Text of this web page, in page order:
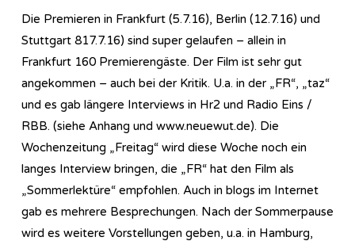
Die Premieren in Frankfurt (5.7.16), Berlin (12.7.16) und
Stuttgart 817.7.16) sind super gelaufen – allein in
Frankfurt 160 Premierengäste. Der Film ist sehr gut
angekommen – auch bei der Kritik. U.a. in der „FR“, „taz“
und es gab längere Interviews in Hr2 und Radio Eins /
RBB. (siehe Anhang und www.neuewut.de). Die
Wochenzeitung „Freitag“ wird diese Woche noch ein
langes Interview bringen, die „FR“ hat den Film als
„Sommerlektüre“ empfohlen. Auch in blogs im Internet
gab es mehrere Besprechungen. Nach der Sommerpause
wird es weitere Vorstellungen geben, u.a. in Hamburg,